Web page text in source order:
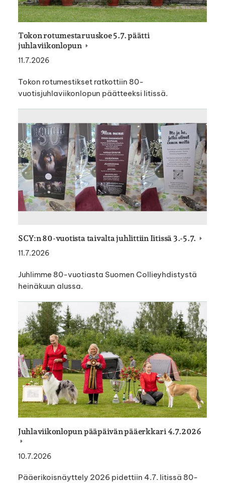
Tokon rotumestaruuskoe 5.7. päätti
juhlaviikonlopun
11.7.2026
Tokon rotumestikset ratkottiin 80-
vuotisjuhlaviikonlopun päätteeksi Iitissä.
SCY:n 80-vuotista taivalta juhlittiin Iitissä 3.-5.7.
11.7.2026
Juhlimme 80-vuotiasta Suomen Collieyhdistystä
heinäkuun alussa.
Juhlaviikonlopun pääpäivän pääerkkari 4.7.2026
10.7.2026
Pääerikoisnäyttely 2026 pidettiin 4.7. Iitissä 80-